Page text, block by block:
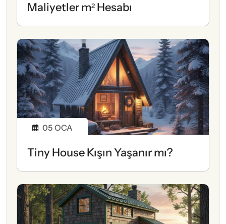
Maliyetler m² Hesabı
05 OCA
Tiny House Kışın Yaşanır mı?